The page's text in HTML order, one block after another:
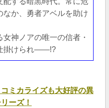
なか、勇者アベルを助け
神ノアの唯一の信者・
掛けられ――!?
ミカライズも大好評の異
ーズ！